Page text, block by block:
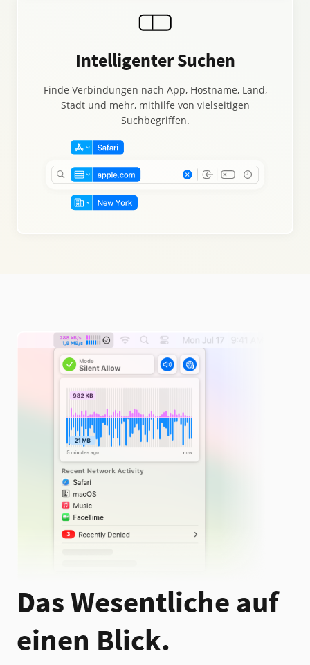
Intelligenter Suchen
Finde Verbindungen nach App, Hostname, Land,
Stadt und mehr, mithilfe von vielseitigen
Suchbegriffen.
Das Wesentliche auf
einen Blick.